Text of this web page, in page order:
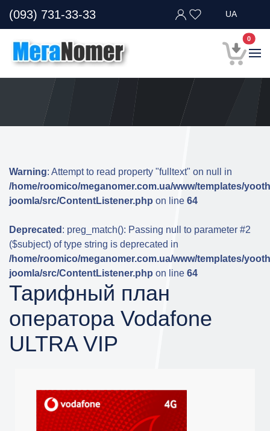
(093) 731-33-33 UA
0В
Warning: Attempt to read property "fulltext" on null in
/home/roomico/meganomer.com.ua/www/templates/
joomla/src/ContentListener.php on line 64
Deprecated : preg_match(): Passing null to parameter #2
($subject) of type string is deprecated in
/home/roomico/meganomer.com.ua/www/templates/
joomla/src/ContentListener.php on line 64
Тарифный план
оператора Vodafone
ULTRA VIP